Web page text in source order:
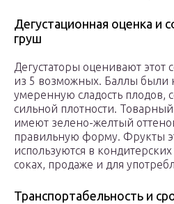
Дегустационная оценка и
груш
Дегустаторы оценивают этот
из 5 возможных. Баллы были
умеренную сладость плодов,
сильной плотности.
имеют зелено-желтый
правильную форму. Фрукты
используются в
соках, продаже и для
Транспортабельность и